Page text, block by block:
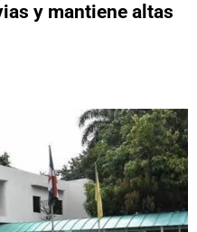
y mantiene altas